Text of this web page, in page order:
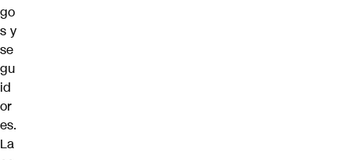
go
s y
se
gu
id
or
es.
La